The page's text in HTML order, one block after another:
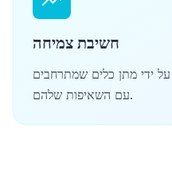
חשיבת צמיחה
על ידי מתן כלים שמתרחבים
עם השאיפות שלהם.